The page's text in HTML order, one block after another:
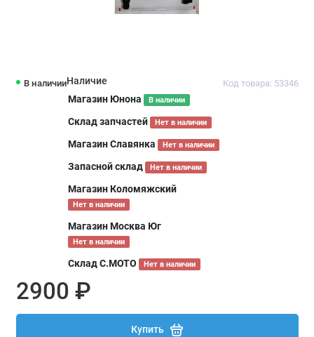
В наличии Код товара: 53346
Наличие
Магазин Юнона
В наличии
Склад запчастей Нет в наличии
Магазин Славянка Нет в наличии
Запасной склад Нет в наличии
Магазин Коломяжский
Нет в наличии
Магазин Москва Юг
Нет в наличии
Склад С.МОТО Нет в наличии
2900 ₽
Купить